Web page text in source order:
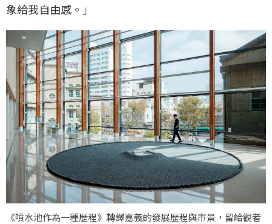
象給我自由感。」
《噴水池作為一種歷程》轉譯嘉義的發展歷程與市景，留給觀者